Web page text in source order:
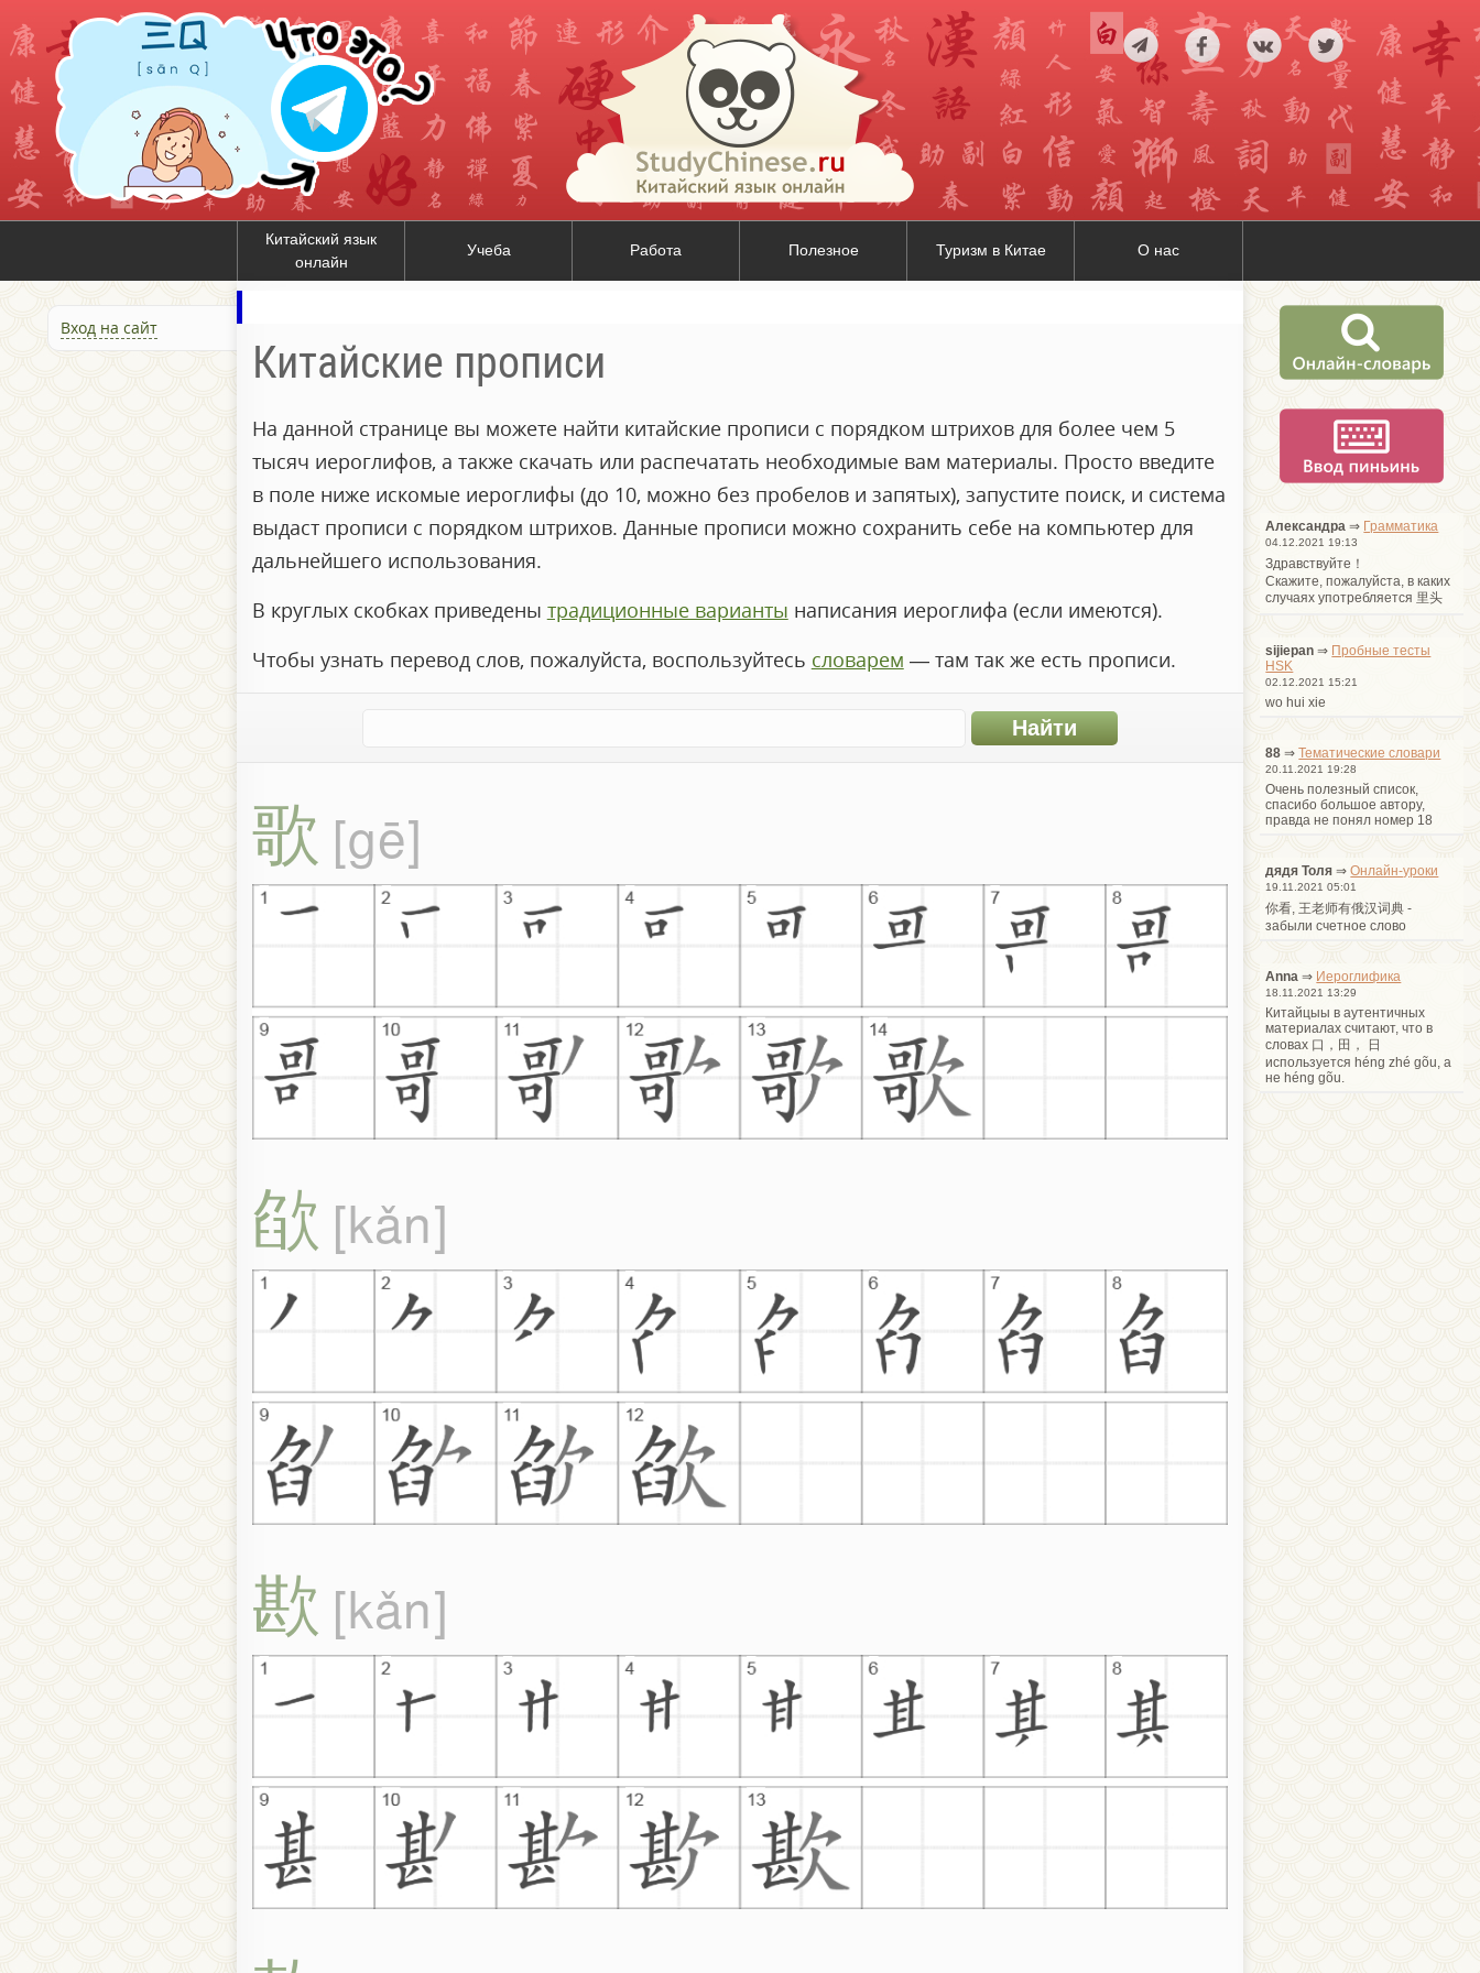
Китайский язык
онлайн
Учеба Работа Полезное Туризм в Китае О нас
Вход на сайт
Китайские прописи
На данной странице вы можете найти китайские прописи с порядком штрихов для более чем 5
тысяч иероглифов, а также скачать или распечатать необходимые вам материалы. Просто введите
в поле ниже искомые иероглифы (до 10, можно без пробелов и запятых), запустите поиск, и система
выдаст прописи с порядком штрихов. Данные прописи можно сохранить себе на компьютер для
дальнейшего использования.
В круглых скобках приведены традиционные варианты написания иероглифа (если имеются).
Чтобы узнать перевод слов, пожалуйста, воспользуйтесь словарем — там так же есть прописи.
歌 gē
欿 kǎn
歁 kǎn
Александра ⇒ Грамматика
04.12.2021 19:13
Здравствуйте！
Cкажите, пожалуйста, в каких
случаях употребляется 里头
sijiepan ⇒ Пробные тесты
HSK
02.12.2021 15:21
wo hui xie
88 ⇒Тематические словари
20.11.2021 19:28
Очень полезный список,
спасибо большое автору,
правда не понял номер 18
дядя Толя ⇒Онлайн-уроки
19.11.2021 05:01
你看, 王老师有俄汉词典 -
забыли счетное слово
Anna ⇒ Иероглифика
18.11.2021 13:29
Китайцыы в аутентичных
материалах считают, что в
словах 口，田， 日
используется héng zhé gõu, а
не héng gõu.